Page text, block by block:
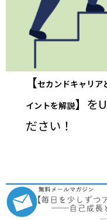
【セカンドキャリア
イントを解説】を
ださい！